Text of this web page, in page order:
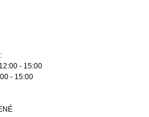
- 15:00
- 15:00